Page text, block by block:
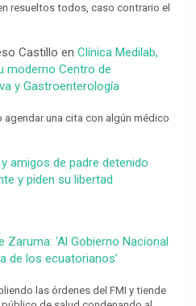
resueltos todos, caso contrario el
Castillo en Clínica Medilab,
moderno Centro de
y Gastroenterología
agendar una cita con algún médico
amigos de padre detenido
y piden su libertad
Zaruma: ‘Al Gobierno Nacional
de los ecuatorianos’
las órdenes del FMI y tiende